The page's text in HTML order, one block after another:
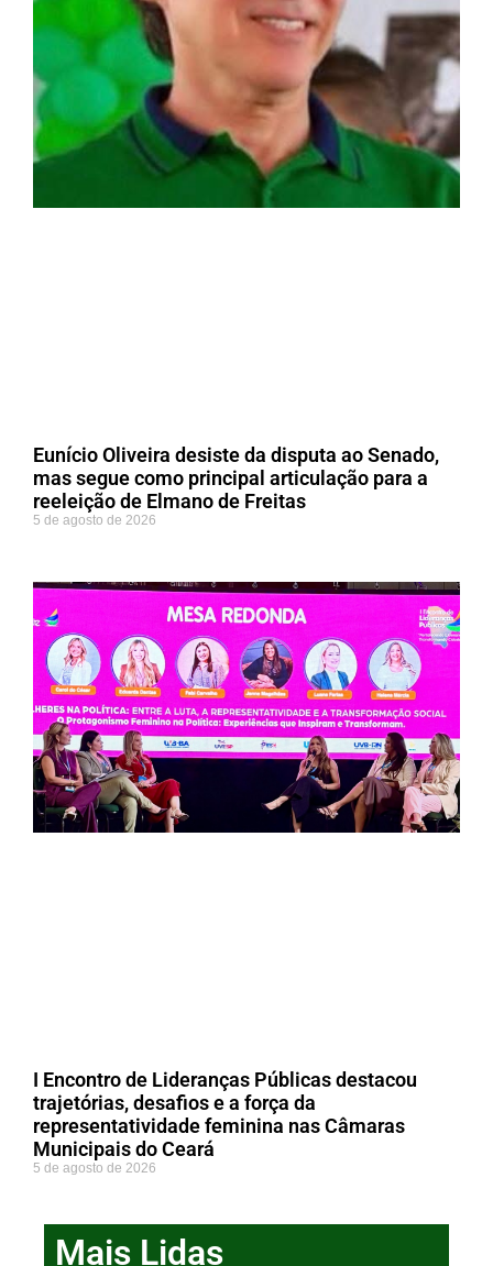
Eunício Oliveira desiste da disputa ao Senado,
mas segue como principal articulação para a
reeleição de Elmano de Freitas
5 de agosto de 2026
I Encontro de Lideranças Públicas destacou
trajetórias, desafios e a força da
representatividade feminina nas Câmaras
Municipais do Ceará
5 de agosto de 2026
Mais Lidas